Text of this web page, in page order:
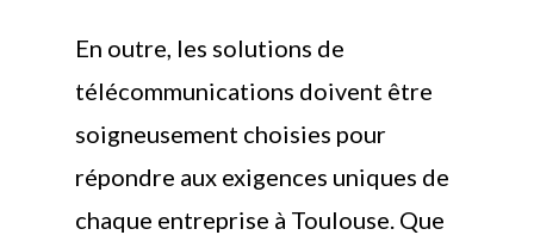
En outre, les solutions de
télécommunications doivent être
soigneusement choisies pour
répondre aux exigences uniques de
chaque entreprise à Toulouse. Que